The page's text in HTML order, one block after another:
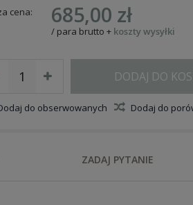
cena: 685,00 zł
/ para brutto+ koszty wysyłki
DODAJ DO
do obserwowanych Dodaj do
ZADAJ PYTANIE